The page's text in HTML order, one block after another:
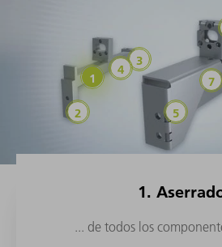
1.
... de todos los